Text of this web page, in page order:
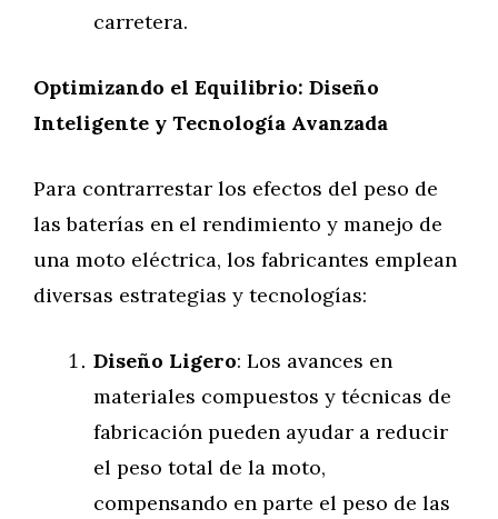
carretera.
Optimizando el Equilibrio: Diseño
Inteligente y Tecnología Avanzada
Para contrarrestar los efectos del peso de
las baterías en el rendimiento y manejo de
una moto eléctrica, los fabricantes emplean
diversas estrategias y tecnologías:
Diseño Ligero: Los avances en
materiales compuestos y técnicas de
fabricación pueden ayudar a reducir
el peso total de la moto,
compensando en parte el peso de las